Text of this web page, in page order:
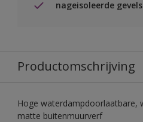
nageisoleerde gevels
Productomschrijving
Hoge waterdampdoorlaatbare,
matte buitenmuurverf